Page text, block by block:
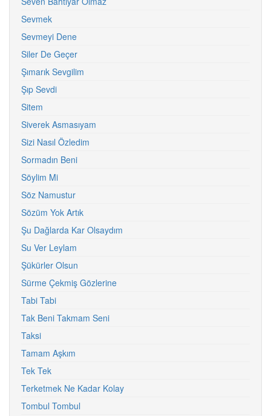
Sevmek
Sevmeyi Dene
Siler De Geçer
Şımarık Sevgilim
Şıp Sevdi
Sitem
Siverek Asmasıyam
Sizi Nasıl Özledim
Sormadın Beni
Söylim Mi
Söz Namustur
Sözüm Yok Artık
Şu Dağlarda Kar Olsaydım
Su Ver Leylam
Şükürler Olsun
Sürme Çekmiş Gözlerine
Tabi Tabi
Tak Beni Takmam Seni
Taksi
Tamam Aşkım
Tek Tek
Terketmek Ne Kadar Kolay
Tombul Tombul